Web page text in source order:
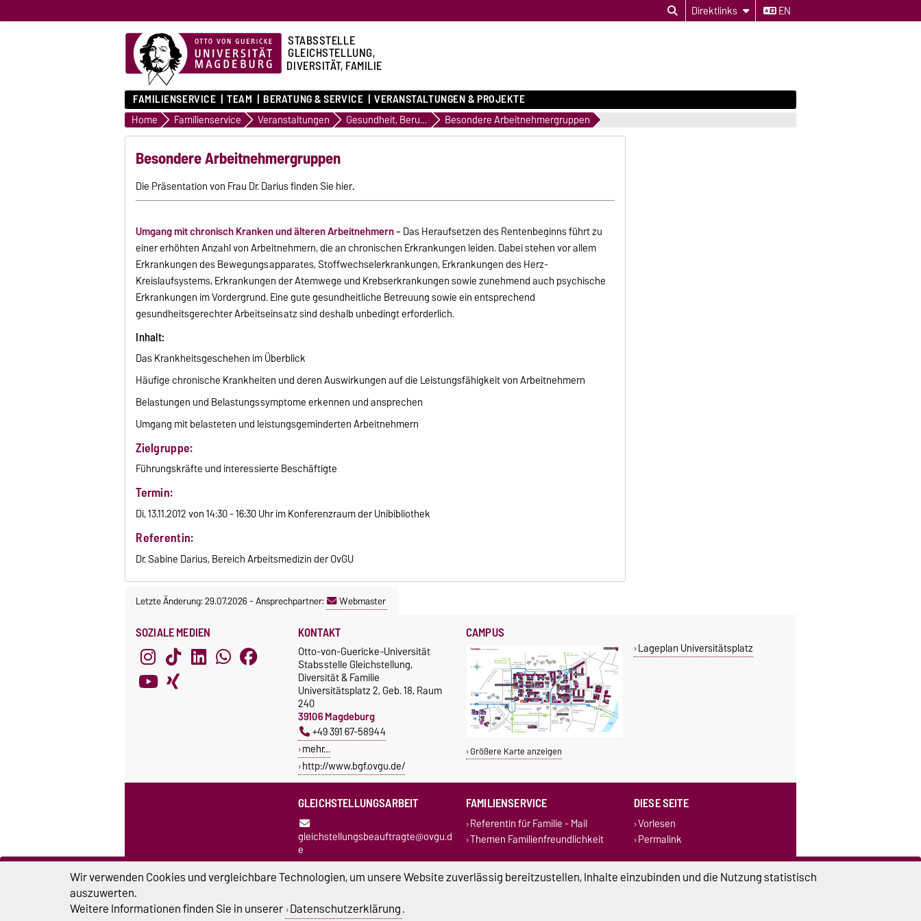
Direktlinks EN
STABSSTELLE
GLEICHSTELLUNG,
DIVERSITÄT, FAMILIE
FAMILIENSERVICE TEAM BERATUNG & SERVICE VERANSTALTUNGEN & PROJEKTE
Home Familienservice Veranstaltungen Gesundheit, Beruf und Familie Besondere Arbeitnehmergruppen
Besondere Arbeitnehmergruppen
Die Präsentation von Frau Dr. Darius finden Sie hier.
Umgang mit chronisch Kranken und älteren Arbeitnehmern - Das Heraufsetzen des Rentenbeginns führt zu
einer erhöhten Anzahl von Arbeitnehmern, die an chronischen Erkrankungen leiden. Dabei stehen vor allem
Erkrankungen des Bewegungsapparates, Stoffwechselerkrankungen, Erkrankungen des Herz-
Kreislaufsystems, Erkrankungen der Atemwege und Krebserkrankungen sowie zunehmend auch psychische
Erkrankungen im Vordergrund. Eine gute gesundheitliche Betreuung sowie ein entsprechend
gesundheitsgerechter Arbeitseinsatz sind deshalb unbedingt erforderlich.
Inhalt:
Das Krankheitsgeschehen im Überblick
Häufige chronische Krankheiten und deren Auswirkungen auf die Leistungsfähigkeit von Arbeitnehmern
Belastungen und Belastungssymptome erkennen und ansprechen
Umgang mit belasteten und leistungsgeminderten Arbeitnehmern
Zielgruppe:
Führungskräfte und interessierte Beschäftigte
Termin:
Di, 13.11.2012 von 14:30 - 16:30 Uhr im Konferenzraum der Unibibliothek
Referentin:
Dr. Sabine Darius, Bereich Arbeitsmedizin der OvGU
Letzte Änderung: 29.07.2026-Ansprechpartner: Webmaster
SOZIALE MEDIEN KONTAKT
Otto-von-Guericke-Universität
Stabsstelle Gleichstellung,
Diversität & Familie
Universitätsplatz 2, Geb. 18, Raum
240
39106 Magdeburg
+49 391 67-58944
mehr…
http://www.bgf.ovgu.de/
CAMPUS
Größere Karte anzeigen
Lageplan Universitätsplatz
GLEICHSTELLUNGSARBEIT
gleichstellungsbeauftragte@ovgu.d
e
Referentin für Chancengleichheit
und Diversity
Genderforschung und
FAMILIENSERVICE
Referentin für Familie - Mail
Themen Familienfreundlichkeit
DIESE SEITE
Vorlesen
Permalink
Wir verwenden Cookies und vergleichbare Technologien, um unsere Website zuverlässig bereitzustellen, Inhalte einzubinden und die Nutzung statistisch
auszuwerten.
Weitere Informationen finden Sie in unserer Datenschutzerklärung.